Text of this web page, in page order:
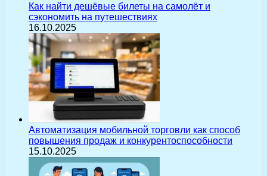
Как найти дешёвые билеты на самолёт и
сэкономить на путешествиях
16.10.2025
Автоматизация мобильной торговли как способ
повышения продаж и конкурентоспособности
15.10.2025